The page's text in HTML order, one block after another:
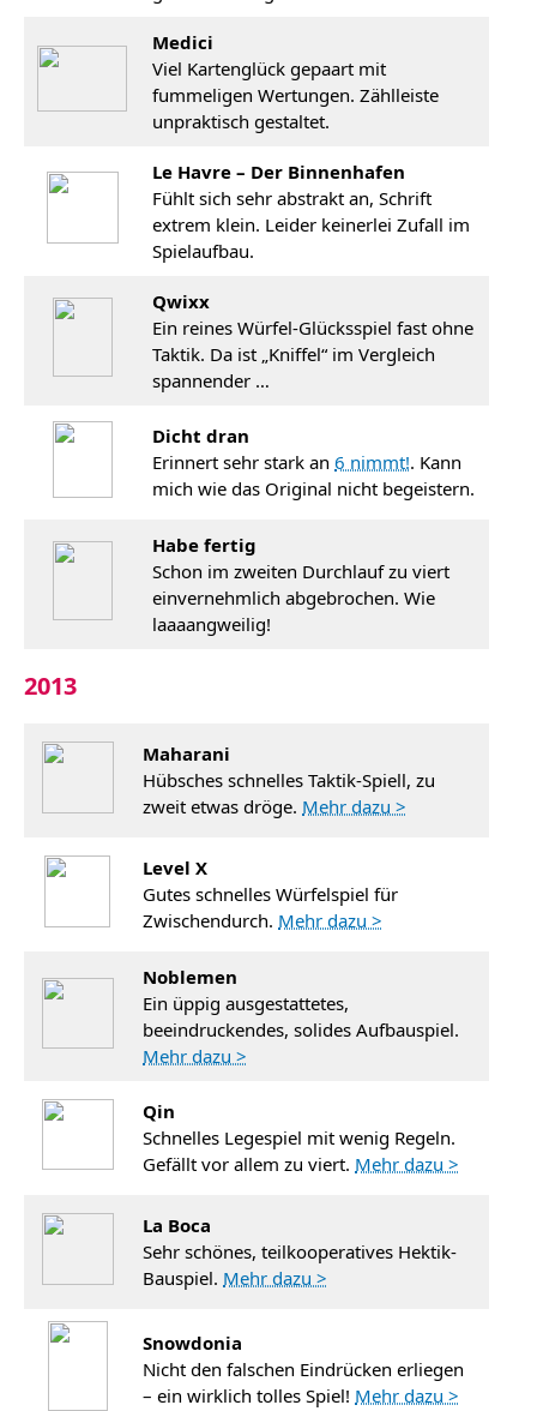
Medici
Viel Kartenglück gepaart mit
fummeligen Wertungen. Zählleiste
unpraktisch gestaltet.
Le Havre – Der Binnenhafen
Fühlt sich sehr abstrakt an, Schrift
extrem klein. Leider keinerlei Zufall im
Spielaufbau.
Qwixx
Ein reines Würfel-Glücksspiel fast ohne
Taktik. Da ist „Kniffel“ im Vergleich
spannender …
Dicht dran
Erinnert sehr stark an 6 nimmt!. Kann
mich wie das Original nicht begeistern.
Habe fertig
Schon im zweiten Durchlauf zu viert
einvernehmlich abgebrochen. Wie
laaaangweilig!
2013
Maharani
Hübsches schnelles Taktik-Spiell, zu
zweit etwas dröge. Mehr dazu >
Level X
Gutes schnelles Würfelspiel für
Zwischendurch. Mehr dazu >
Noblemen
Ein üppig ausgestattetes,
beeindruckendes, solides Aufbauspiel.
Mehr dazu >
Qin
Schnelles Legespiel mit wenig Regeln.
Gefällt vor allem zu viert. Mehr dazu >
La Boca
Sehr schönes, teilkooperatives Hektik-
Bauspiel. Mehr dazu >
Snowdonia
Nicht den falschen Eindrücken erliegen
– ein wirklich tolles Spiel! Mehr dazu >